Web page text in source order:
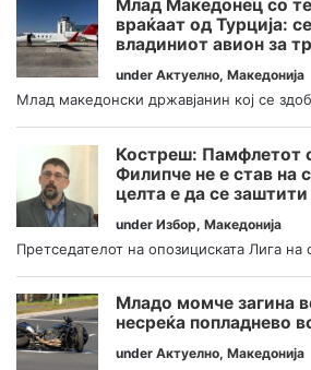
Млад Македонец со
враќаат од Турција:
владиниот авион за
under Актуелно, Македонија
Млад македонски државјанин кој се
Костреш: Памфлетот
Филипче не е став на
целта е да се
under Избор, Македонија
Претседателот на опозициската Лига на
Младо момче загина
несреќа попладнево
under Актуелно, Македонија